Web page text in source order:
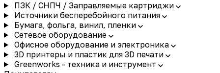
ПЗК / СНПЧ / Заправляемые картриджи
Источники бесперебойного питания
Бумага, фольга, винил, пленки
Сетевое оборудование
Офисное оборудование и электроника
3D принтеры и пластик для 3D печати
Greenworks - техника и инструмент